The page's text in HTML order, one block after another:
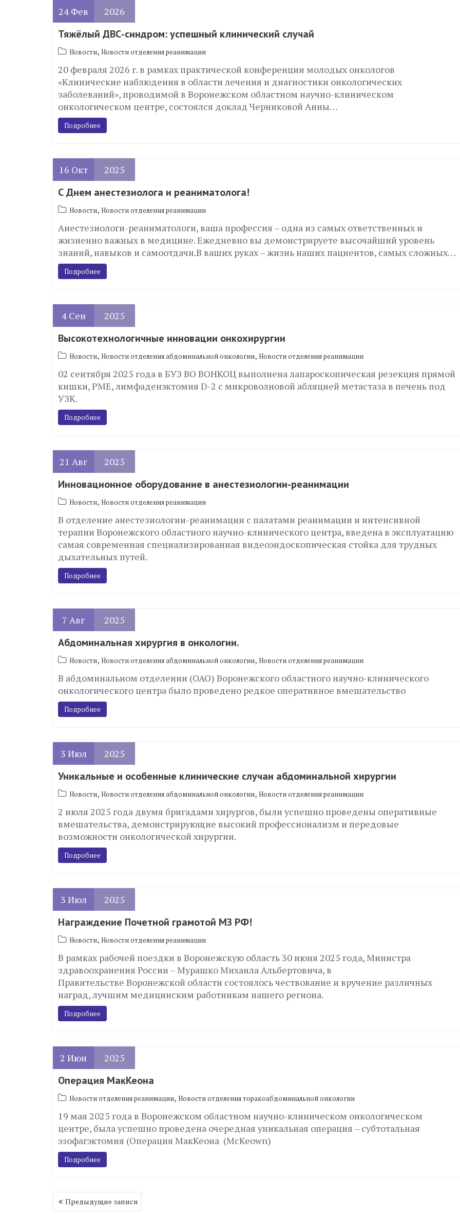
24 Фев 2026
Тяжёлый ДВС-синдром: успешный клинический случай
Новости, Новости отделения реанимации
20 февраля 2026 г. в рамках практической конференции молодых онкологов
«Клинические наблюдения в области лечения и диагностики онкологических
заболеваний», проводимой в Воронежском областном научно-клиническом
онкологическом центре, состоялся доклад Черниковой Анны…
Подробнее
16 Окт 2025
С Днем анестезиолога и реаниматолога!
Новости, Новости отделения реанимации
Анестезиологи-реаниматологи, ваша профессия – одна из самых ответственных и
жизненно важных в медицине. Ежедневно вы демонстрируете высочайший уровень
знаний, навыков и самоотдачи.В ваших руках – жизнь наших пациентов, самых сложных…
Подробнее
4 Сен 2025
Высокотехнологичные инновации онкохирургии
Новости, Новости отделения абдоминальной онкологии, Новости отделения реанимации
02 сентября 2025 года в БУЗ ВО ВОНКОЦ выполнена лапароскопическая резекция прямой
кишки, РМЕ, лимфаденэктомия D-2 с микроволновой абляцией метастаза в печень под
УЗК.
Подробнее
21 Авг 2025
Инновационное оборудование в анестезиологии-реанимации
Новости, Новости отделения реанимации
В отделение анестезиологии-реанимации с палатами реанимации и интенсивной
терапии Воронежского областного научно-клинического центра, введена в эксплуатацию
самая современная специализированная видеоэндоскопическая стойка для трудных
дыхательных путей.
Подробнее
7 Авг 2025
Абдоминальная хирургия в онкологии.
Новости, Новости отделения абдоминальной онкологии, Новости отделения реанимации
В абдоминальном отделении (ОАО) Воронежского областного научно-клинического
онкологического центра было проведено редкое оперативное вмешательство
Подробнее
3 Июл 2025
Уникальные и особенные клинические случаи абдоминальной хирургии
Новости, Новости отделения абдоминальной онкологии, Новости отделения реанимации
2 июля 2025 года двумя бригадами хирургов, были успешно проведены оперативные
вмешательства, демонстрирующие высокий профессионализм и передовые
возможности онкологической хирургии.
Подробнее
3 Июл 2025
Награждение Почетной грамотой МЗ РФ!
Новости, Новости отделения реанимации
В рамках рабочей поездки в Воронежскую область 30 июня 2025 года, Министра
здравоохранения России – Мурашко Михаила Альбертовича, в
Правительстве Воронежской области состоялось чествование и вручение различных
наград, лучшим медицинским работникам нашего региона.
Подробнее
2 Июн 2025
Операция МакКеона
Новости отделения реанимации, Новости отделения торакоабдоминальной онкологии
19 мая 2025 года в Воронежском областном научно-клиническом онкологическом
центре, была успешно проведена очередная уникальная операция – субтотальная
эзофагэктомия (Операция МакКеона (McKeown)
Подробнее
Навигация
по
Предыдущие записи